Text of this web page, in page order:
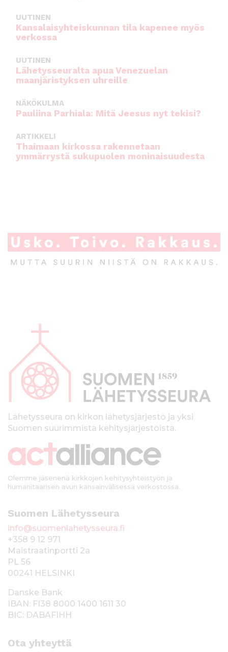
UUTINEN
Kansalaisyhteiskunnan tila kapenee myös
verkossa
UUTINEN
Lähetysseuralta apua Venezuelan
maanjäristyksen uhreille
NÄKÖKULMA
Pauliina Parhiala: Mitä Jeesus nyt tekisi?
ARTIKKELI
Thaimaan kirkossa rakennetaan
ymmärrystä sukupuolen moninaisuudesta
p
kLähetysseura on kirkon lähetysjärjestö ja yksi
Suomen suurimmista kehitysjärjestöistä.
Olemme jäsenenä kirkkojen kehitysyhteistyön ja
humanitaarisen avun kansainvälisessä verkostossa.
Suomen Lähetysseura
info@suomenlahetysseura.fi
+358 9 12 971
Maistraatinportti 2a
PL 56
00241 HELSINKI
Danske Bank
IBAN: FI38 8000 1400 1611 30
BIC: DABAFIHH
Ota yhteyttä